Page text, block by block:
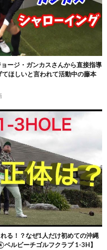
ージ・ガンカスさんから直接指導
ほしいと言われて活動中の藤本
る！？なぜ1人だけ初めての沖縄
ルビーチゴルフクラブ 1-3H】